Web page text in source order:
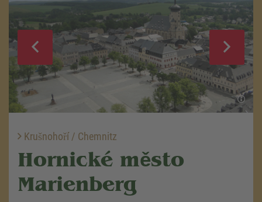
Krušnohoří / Chemnitz
Hornické město
Marienberg